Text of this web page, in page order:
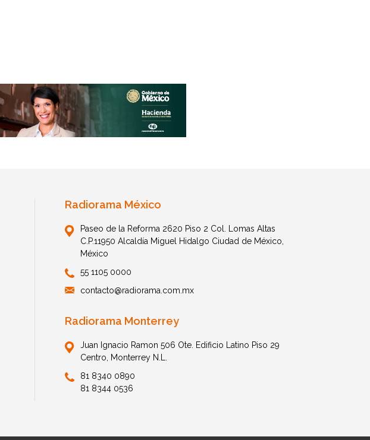
Radiorama México
Paseo de la Reforma 2620 Piso 2 Col. Lomas Altas
C.P.11950 Alcaldía Miguel Hidalgo Ciudad de México,
México
55 1105 0000
contacto@radiorama.com.mx
Radiorama Monterrey
Juan Ignacio Ramon 506 Ote. Edificio Latino Piso 29
Centro, Monterrey N.L.
81 8340 0890
81 8344 0536